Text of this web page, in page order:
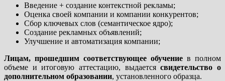
Введение + создание контекстной рекламы;
Оценка своей компании и компании конкурентов;
Сбор ключевых слов (семантическое ядро);
Создание рекламных объявлений;
Улучшение и автоматизация компании;
Лицам, прошедшим соответствующее обучение в полном
объеме и итоговую аттестацию, выдаетсясвидетельство о
дополнительном образовании, установленного образца.